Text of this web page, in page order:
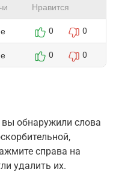
Нравится
0 0
0 0
обнаружили слова
справа на
удалить их.